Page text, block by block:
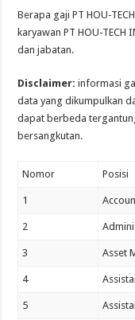
Berapa gaji PT HOU-
karyawan PT HOU-
dan jabatan.
Disclaimer: informasi
data yang dikumpulkan
dapat berbeda
bersangkutan.
Nomor Posisi
1
2
3 Asset
4
5